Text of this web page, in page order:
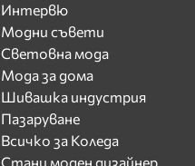
Интервю
Модни съвети
Световна мода
Мода за дома
Шивашка индустрия
Пазаруване
Всичко за Коледа
Стани моден дизайнер